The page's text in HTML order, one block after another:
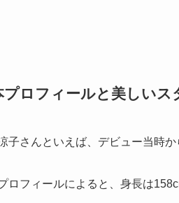
プロフィールと美しいス
子さんといえば、デビュー当時
ロフィールによると、身長は